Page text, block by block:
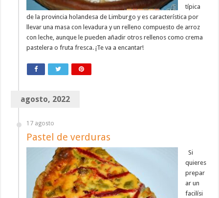
típica
de la provincia holandesa de Limburgo y es característica por
llevar una masa con levadura y un relleno compuesto de arroz
con leche, aunque le pueden añadir otros rellenos como crema
pastelera o fruta fresca. ¡Te va a encantar!
agosto, 2022
17 agosto
Pastel de verduras
Si
quieres
prepar
ar un
facilísi